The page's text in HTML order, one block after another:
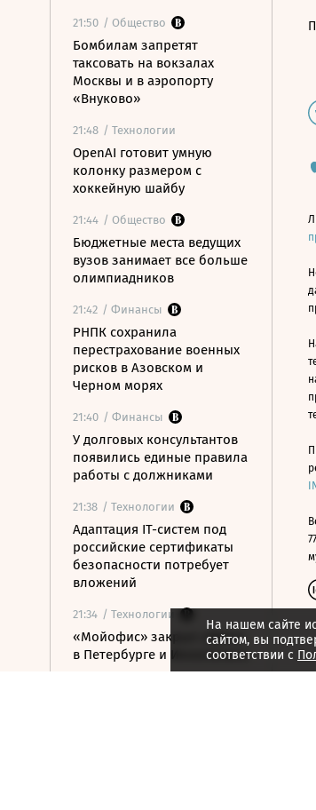
21:50 / Общество
Бомбилам запретят
таксовать на вокзалах
Москвы и в аэропорту
«Внуково»
21:48 / Технологии
OpenAI готовит умную
колонку размером с
хоккейную шайбу
21:44 / Общество
Бюджетные места ведущих
вузов занимает все больше
олимпиадников
21:42 / Финансы
РНПК сохранила
перестрахование военных
рисков в Азовском и
Черном морях
21:40 / Финансы
У долговых консультантов
появились единые правила
работы с должниками
21:38 / Технологии
Адаптация IT-систем под
российские сертификаты
безопасности потребует
вложений
21:34 / Технологии
«Мойофис» закрыл офисы
в Петербурге и Иннополисе
На нашем сайте
сайтом, вы
соответствии с